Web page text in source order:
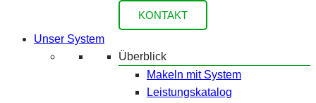
KONTAKT
Unser System
Überblick
Makeln mit System
Leistungskatalog